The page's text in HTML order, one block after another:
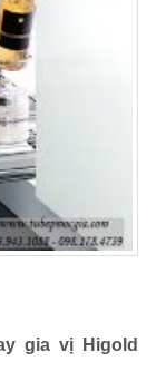
gia vị Higold